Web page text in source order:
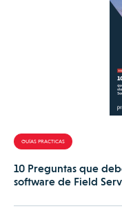
GUÍAS PRACTICAS
10 Preguntas que
software de Field